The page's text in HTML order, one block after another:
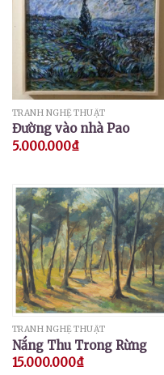
TRANH NGHỆ THUẬT
Đường vào nhà Pao
5.000.000₫
TRANH NGHỆ THUẬT
Nắng Thu Trong Rừng
15.000.000₫